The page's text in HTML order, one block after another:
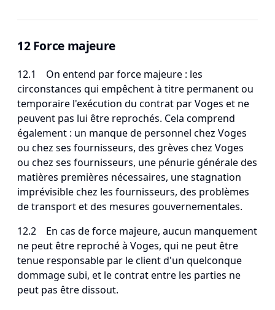
12 Force majeure
12.1 On entend par force majeure : les
circonstances qui empêchent à titre permanent ou
temporaire l'exécution du contrat par Voges et ne
peuvent pas lui être reprochés. Cela comprend
également : un manque de personnel chez Voges
ou chez ses fournisseurs, des grèves chez Voges
ou chez ses fournisseurs, une pénurie générale des
matières premières nécessaires, une stagnation
imprévisible chez les fournisseurs, des problèmes
de transport et des mesures gouvernementales.
12.2 En cas de force majeure, aucun manquement
ne peut être reproché à Voges, qui ne peut être
tenue responsable par le client d'un quelconque
dommage subi, et le contrat entre les parties ne
peut pas être dissout.